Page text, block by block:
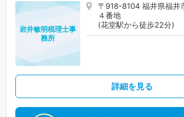
〒918-8104 福井県福井
４番地
(花堂駅から徒歩22分)
岩井敏明税理士事
務所
詳細を見る